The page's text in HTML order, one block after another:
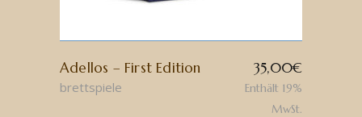
Adellos – First Edition 35,00€
Enthält 19%
MwSt.
brettspiele